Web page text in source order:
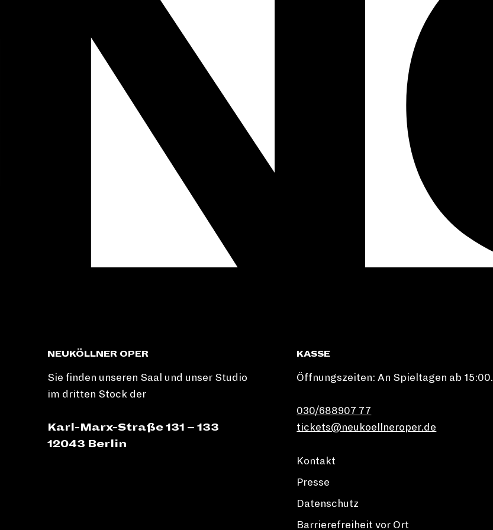
NEUKÖLLNER OPER
Sie finden unseren Saal und unser Studio
im dritten Stock der
Karl-Marx-Straße 131 – 133
12043 Berlin
KASSE
Öffnungszeiten: An Spieltagen ab 15:00.
030/688907 77
tickets@neukoellneroper.de
Kontakt
Presse
Datenschutz
Barrierefreiheit vor Ort